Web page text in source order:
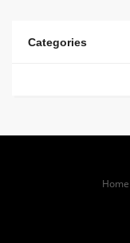
Categories
Home